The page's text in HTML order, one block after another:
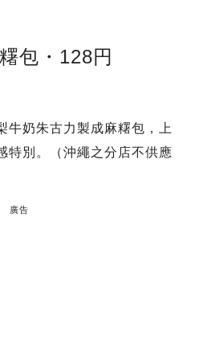
包・128円
牛奶朱古力製成麻糬包，上
特別。（沖繩之分店不供應
廣告